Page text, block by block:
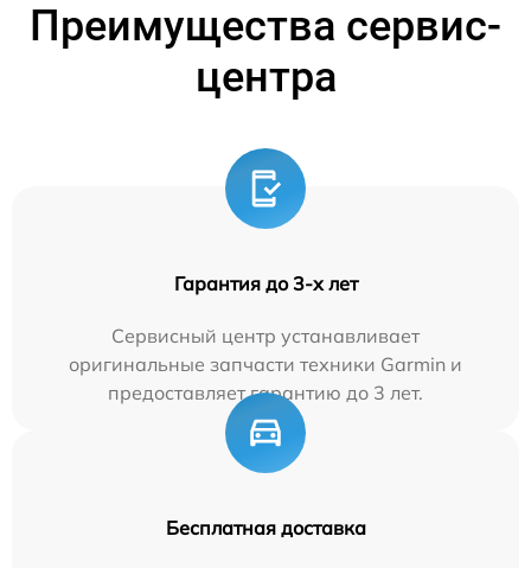
Преимущества сервис-
центра
Гарантия до 3-х лет
Сервисный центр устанавливает
оригинальные запчасти техники Garmin и
предоставляет гарантию до 3 лет.
Бесплатная доставка